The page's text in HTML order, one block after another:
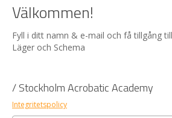
Boka
1. Fyll i
Välkommen!
Fyll i ditt namn & e-mail och få tillgång
Läger och Schema
/ Stockholm Acrobatic Academy
Integritetspolicy